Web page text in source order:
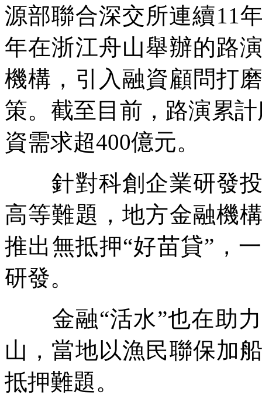
源部聯合深交所連續11
年在浙江舟山舉辦的路
機構，引入融資顧問打
策。截至目前，路演累
資需求超400億元。
針對科創企業研發投
高等難題，地方金融機
推出無抵押“好苗貸”，
研發。
金融“活水”也在助力
山，當地以漁民聯保加
抵押難題。